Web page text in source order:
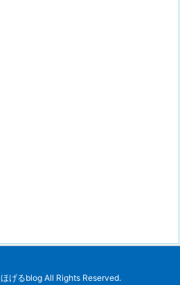
ほげるblogAll Rights Reserved.